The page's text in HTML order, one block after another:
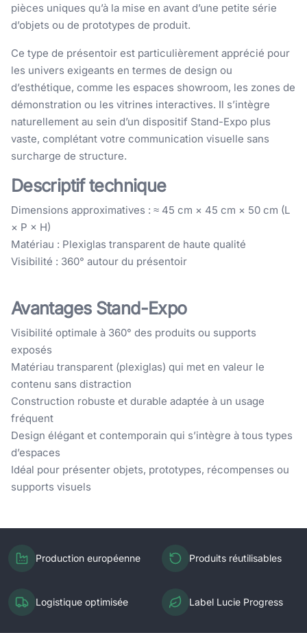
pièces uniques qu’à la mise en avant d’une petite série
d’objets ou de prototypes de produit.
Ce type de présentoir est particulièrement apprécié pour
les univers exigeants en termes de design ou
d’esthétique, comme les espaces showroom, les zones de
démonstration ou les vitrines interactives. Il s’intègre
naturellement au sein d’un dispositif Stand-Expo plus
vaste, complétant votre communication visuelle sans
surcharge de structure.
Descriptif technique
Dimensions approximatives : ≈ 45 cm × 45 cm × 50 cm (L
× P × H)
Matériau : Plexiglas transparent de haute qualité
Visibilité : 360° autour du présentoir
Avantages Stand-Expo
Visibilité optimale à 360° des produits ou supports
exposés
Matériau transparent (plexiglas) qui met en valeur le
contenu sans distraction
Construction robuste et durable adaptée à un usage
fréquent
Design élégant et contemporain qui s’intègre à tous types
d’espaces
Idéal pour présenter objets, prototypes, récompenses ou
supports visuels
Production européenne Produits réutilisables
Logistique optimisée Label Lucie Progress